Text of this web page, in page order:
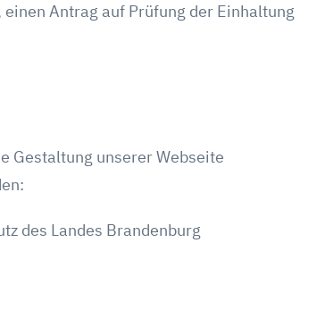
Antrag auf Prüfung der Einhaltung
Gestaltung unserer Webseite
des Landes Brandenburg